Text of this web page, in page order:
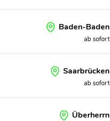
Baden-Baden
ab sofort
Saarbrücken
ab sofort
Überherrn